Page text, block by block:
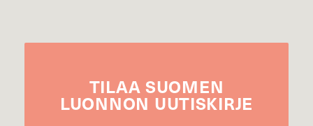
TILAA SUOMEN
LUONNON UUTIS­KIRJE